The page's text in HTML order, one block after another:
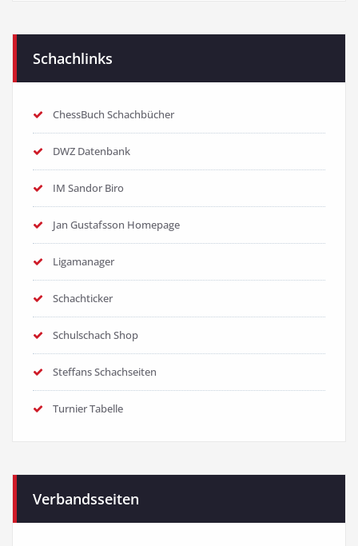
Schachlinks
ChessBuch Schachbücher
DWZ Datenbank
IM Sandor Biro
Jan Gustafsson Homepage
Ligamanager
Schachticker
Schulschach Shop
Steffans Schachseiten
Turnier Tabelle
Verbandsseiten